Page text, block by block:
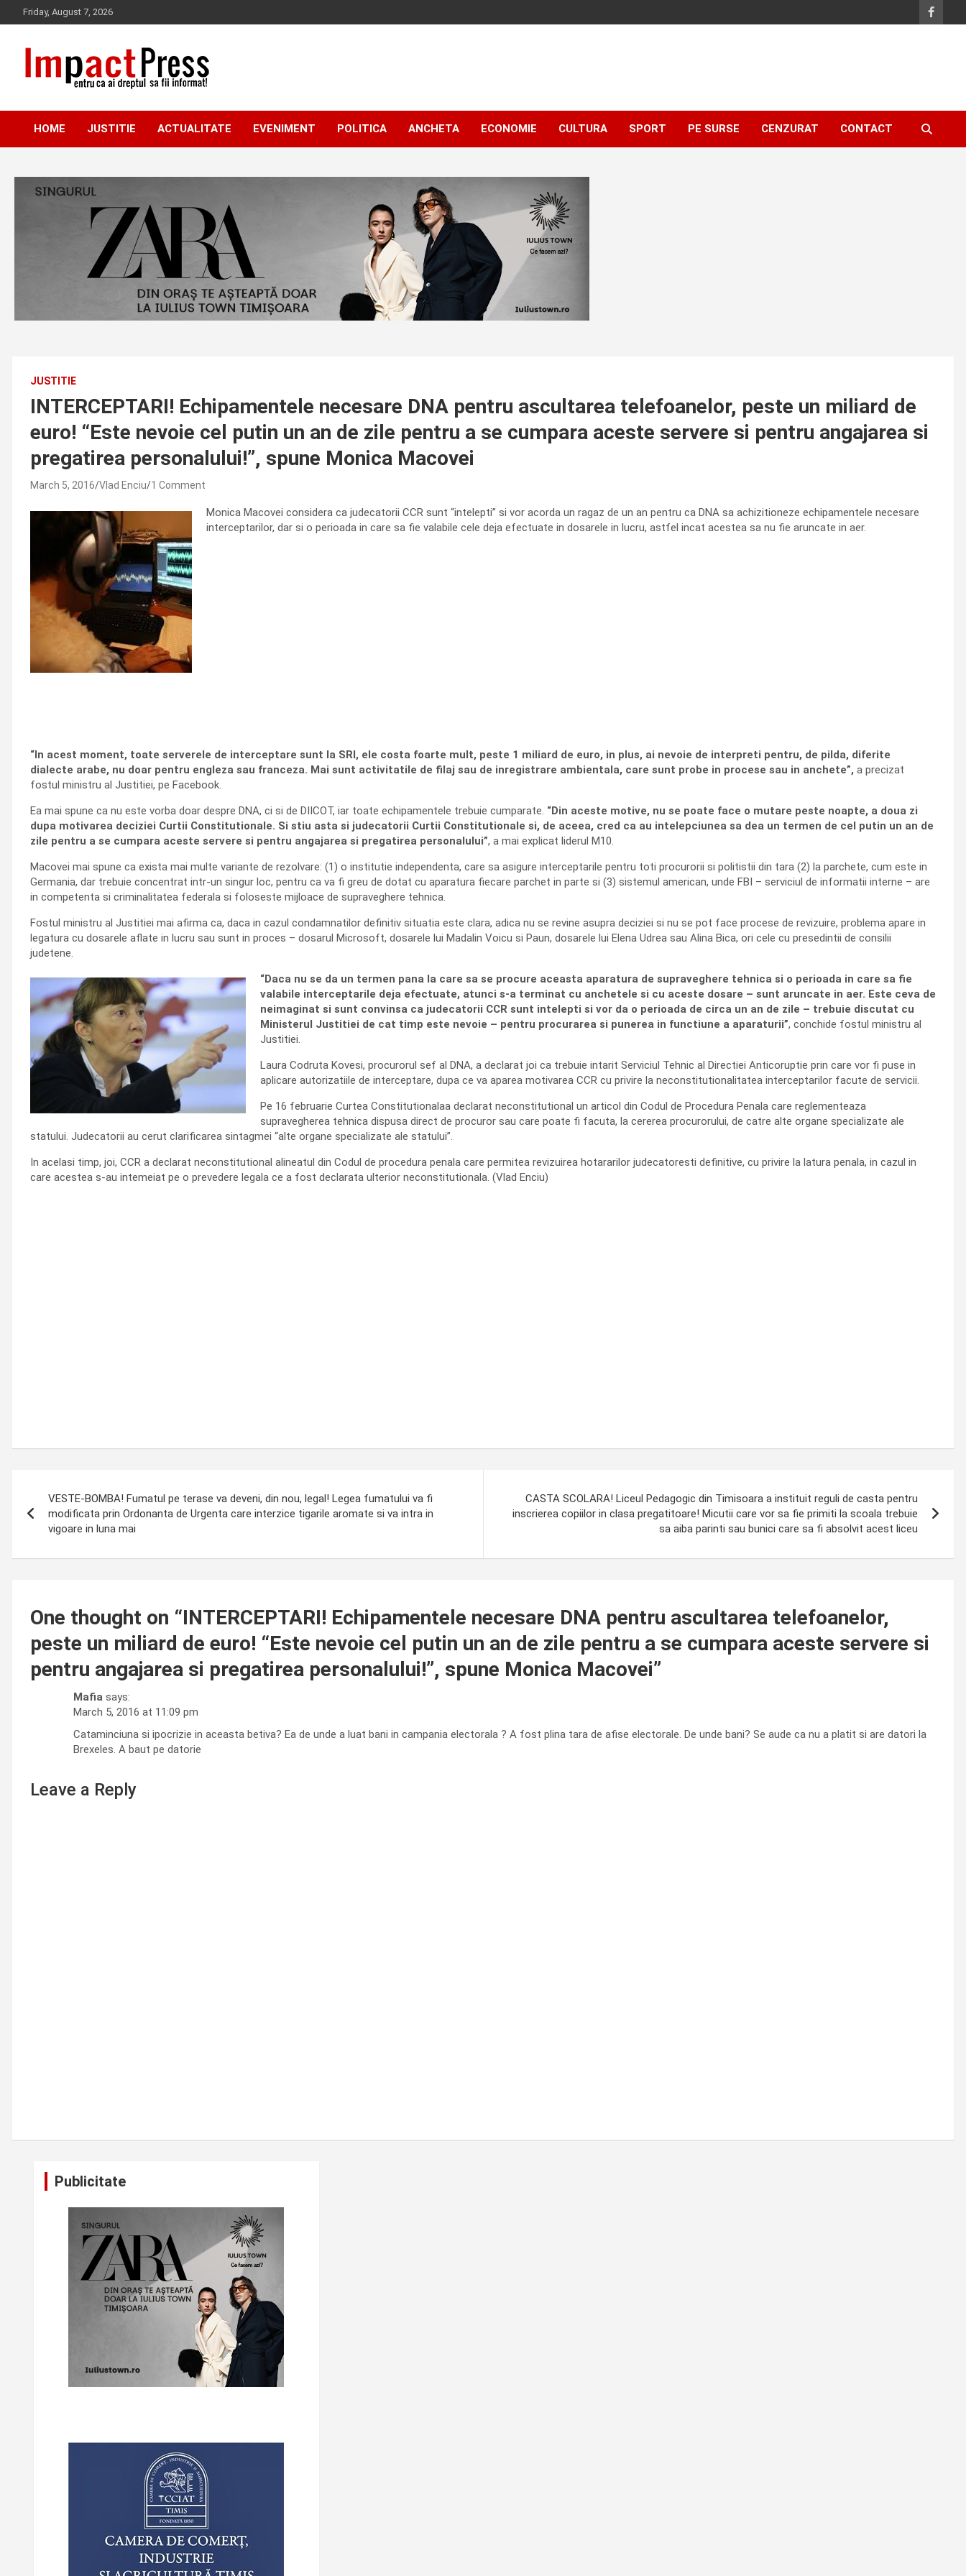
to
Friday, August 7, 2026
IMPACTPRESS
HOME JUSTITIE ACTUALITATE EVENIMENT POLITICA ANCHETA ECONOMIE CULTURA SPORT PE SURSE CENZURAT CONTACT
JUSTITIE
INTERCEPTARI! Echipamentele necesare DNA pentru ascultarea telefoanelor, peste un miliard de
euro! “Este nevoie cel putin un an de zile pentru a se cumpara aceste servere si pentru angajarea si
pregatirea personalului!”, spune Monica Macovei
March 5, 2016 Vlad Enciu 1 Comment
Monica Macovei considera ca judecatorii CCR sunt “intelepti” si vor acorda un ragaz de un an pentru ca DNA sa achizitioneze echipamentele necesare
interceptarilor, dar si o perioada in care sa fie valabile cele deja efectuate in dosarele in lucru, astfel incat acestea sa nu fie aruncate in aer.
“In acest moment, toate serverele de interceptare sunt la SRI, ele costa foarte mult, peste 1 miliard de euro, in plus, ai nevoie de interpreti pentru, de pilda, diferite
dialecte arabe, nu doar pentru engleza sau franceza. Mai sunt activitatile de filaj sau de inregistrare ambientala, care sunt probe in procese sau in anchete”, a precizat
fostul ministru al Justitiei, pe Facebook.
Ea mai spune ca nu este vorba doar despre DNA, ci si de DIICOT, iar toate echipamentele trebuie cumparate. “Din aceste motive, nu se poate face o mutare peste noapte, a doua zi
dupa motivarea deciziei Curtii Constitutionale. Si stiu asta si judecatorii Curtii Constitutionale si, de aceea, cred ca au intelepciunea sa dea un termen de cel putin un an de
zile pentru a se cumpara aceste servere si pentru angajarea si pregatirea personalului”, a mai explicat liderul M10.
Macovei mai spune ca exista mai multe variante de rezolvare: (1) o institutie independenta, care sa asigure interceptarile pentru toti procurorii si politistii din tara (2) la parchete, cum este in
Germania, dar trebuie concentrat intr-un singur loc, pentru ca va fi greu de dotat cu aparatura fiecare parchet in parte si (3) sistemul american, unde FBI – serviciul de informatii interne – are
in competenta si criminalitatea federala si foloseste mijloace de supraveghere tehnica.
Fostul ministru al Justitiei mai afirma ca, daca in cazul condamnatilor definitiv situatia este clara, adica nu se revine asupra deciziei si nu se pot face procese de revizuire, problema apare in
legatura cu dosarele aflate in lucru sau sunt in proces – dosarul Microsoft, dosarele lui Madalin Voicu si Paun, dosarele lui Elena Udrea sau Alina Bica, ori cele cu presedintii de consilii
judetene.
“Daca nu se da un termen pana la care sa se procure aceasta aparatura de supraveghere tehnica si o perioada in care sa fie
valabile interceptarile deja efectuate, atunci s-a terminat cu anchetele si cu aceste dosare – sunt aruncate in aer. Este ceva de
neimaginat si sunt convinsa ca judecatorii CCR sunt intelepti si vor da o perioada de circa un an de zile – trebuie discutat cu
Ministerul Justitiei de cat timp este nevoie – pentru procurarea si punerea in functiune a aparaturii”, conchide fostul ministru al
Justitiei.
Laura Codruta Kovesi, procurorul sef al DNA, a declarat joi ca trebuie intarit Serviciul Tehnic al Directiei Anticoruptie prin care vor fi puse in
aplicare autorizatiile de interceptare, dupa ce va aparea motivarea CCR cu privire la neconstitutionalitatea interceptarilor facute de servicii.
Pe 16 februarie Curtea Constitutionalaa declarat neconstitutional un articol din Codul de Procedura Penala care reglementeaza
supravegherea tehnica dispusa direct de procuror sau care poate fi facuta, la cererea procurorului, de catre alte organe specializate ale
statului. Judecatorii au cerut clarificarea sintagmei “alte organe specializate ale statului”.
In acelasi timp, joi, CCR a declarat neconstitutional alineatul din Codul de procedura penala care permitea revizuirea hotararilor judecatoresti definitive, cu privire la latura penala, in cazul in
care acestea s-au intemeiat pe o prevedere legala ce a fost declarata ulterior neconstitutionala. (Vlad Enciu)
navigation
VESTE-BOMBA! Fumatul pe terase va deveni, din nou, legal! Legea fumatului va fi
modificata prin Ordonanta de Urgenta care interzice tigarile aromate si va intra in
vigoare in luna mai
CASTA SCOLARA! Liceul Pedagogic din Timisoara a instituit reguli de casta pentru
inscrierea copiilor in clasa pregatitoare! Micutii care vor sa fie primiti la scoala trebuie
sa aiba parinti sau bunici care sa fi absolvit acest liceu
One thought on “INTERCEPTARI! Echipamentele necesare DNA pentru ascultarea telefoanelor,
peste un miliard de euro! “Este nevoie cel putin un an de zile pentru a se cumpara aceste servere si
pentru angajarea si pregatirea personalului!”, spune Monica Macovei”
Mafia says:
March 5, 2016 at 11:09 pm
Cataminciuna si ipocrizie in aceasta betiva? Ea de unde a luat bani in campania electorala ? A fost plina tara de afise electorale. De unde bani? Se aude ca nu a platit si are datori la
Brexeles. A baut pe datorie
Leave a Reply
Publicitate